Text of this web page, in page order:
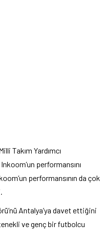
Takım Yardımcı
performansını
performansının da çok
Antalya’ya davet ettiğini
ve genç bir futbolcu